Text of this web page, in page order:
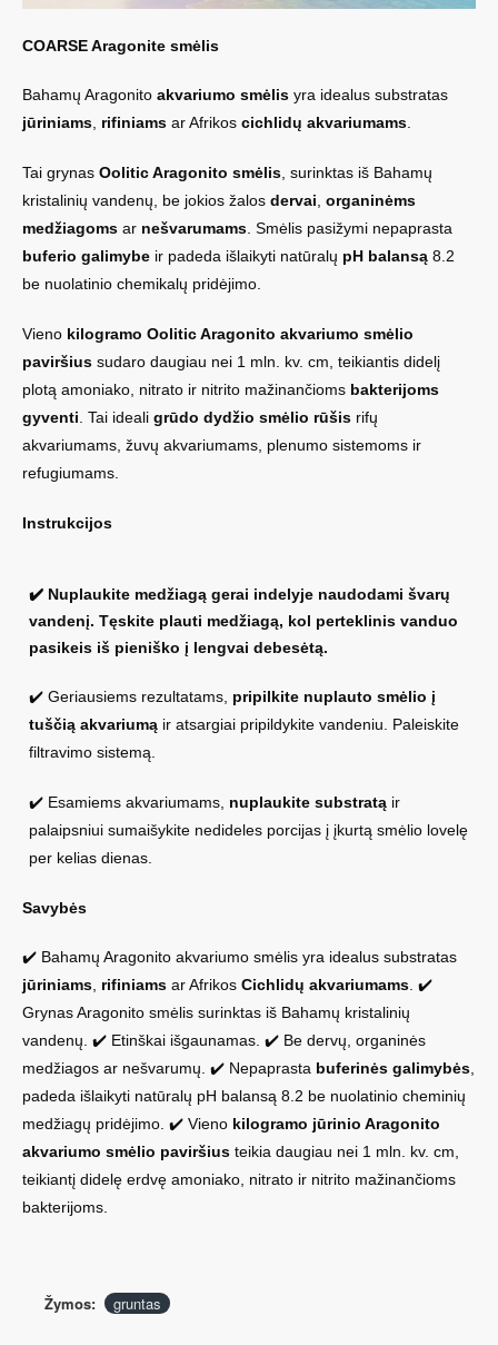
COARSE Aragonite smėlis
Bahamų Aragonito akvariumo smėlis yra idealus substratas
jūriniams rifiniams ar Afrikos cichlidų akvariumams
Tai grynas Oolitic Aragonito smėlis , surinktas iš Bahamų
kristalinių vandenų, be jokios žalos dervai organinėms
medžiagoms ar nešvarumams . Smėlis pasižymi nepaprasta
buferio galimybe ir padeda išlaikyti natūralų pH balansą 8.2
be nuolatinio chemikalų pridėjimo.
Vieno kilogramo Oolitic Aragonito akvariumo smėlio
paviršius sudaro daugiau nei 1 mln. kv. cm, teikiantis didelį
plotą amoniako, nitrato ir nitrito mažinančioms bakterijoms
gyventi . Tai ideali grūdo dydžio smėlio rūšis rifų
akvariumams, žuvų akvariumams, plenumo sistemoms ir
refugiumams.
Instrukcijos
✔️ Nuplaukite medžiagą gerai indelyje naudodami švarų
vandenį. Tęskite plauti medžiagą, kol perteklinis vanduo
pasikeis iš pieniško į lengvai debesėtą.
✔️ Geriausiems rezultatams, pripilkite nuplauto smėlio į
tuščią akvariumą ir atsargiai pripildykite vandeniu. Paleiskite
filtravimo sistemą.
✔️ Esamiems akvariumams, nuplaukite substratą ir
palaipsniui sumaišykite nedideles porcijas į įkurtą smėlio lovelę
per kelias dienas.
Savybės
✔️ Bahamų Aragonito akvariumo smėlis yra idealus substratas
jūriniams rifiniams ar Afrikos Cichlidų akvariumams . ✔️
Grynas Aragonito smėlis surinktas iš Bahamų kristalinių
vandenų. ✔️ Etinškai išgaunamas. ✔️ Be dervų, organinės
medžiagos ar nešvarumų. ✔️ Nepaprasta buferinės galimybės
padeda išlaikyti natūralų pH balansą 8.2 be nuolatinio cheminių
medžiagų pridėjimo. ✔️ Vieno kilogramo jūrinio Aragonito
akvariumo smėlio paviršius teikia daugiau nei 1 mln. kv. cm,
teikiantį didelę erdvę amoniako, nitrato ir nitrito mažinančioms
bakterijoms.
Žymos: gruntas